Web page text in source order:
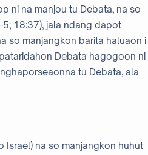
ni na manjou tu Debata, na so
18:37), jala ndang dapot
so manjangkon barita haluaon i
Debata hagogoon ni
tu Debata, ala
Israel) na so manjangkon huhut